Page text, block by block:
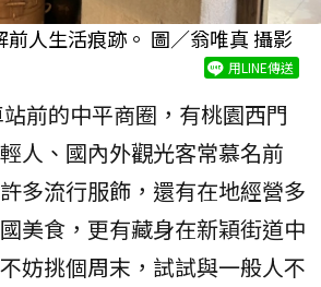
人生活痕跡。 圖／翁唯真 攝影
用LINE傳送
前的中平商圈，有桃園西門
人、國內外觀光客常慕名前
多流行服飾，還有在地經營多
美食，更有藏身在新穎街道中
妨挑個周末，試試與一般人不